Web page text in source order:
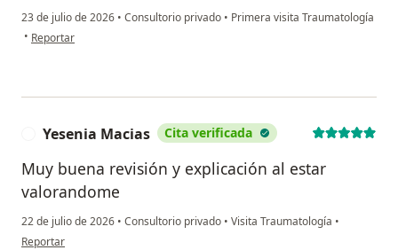
23 de julio de 2026 • Consultorio privado • Primera visita Traumatología
• en opinión del usuario Jose Antonio Ruiz
Reportar
Yesenia Macias Cita verificada
Muy buena revisión y explicación al estar
valorandome
22 de julio de 2026 • Consultorio privado • Visita Traumatología •
en opinión del usuario Yesenia Macias
Reportar